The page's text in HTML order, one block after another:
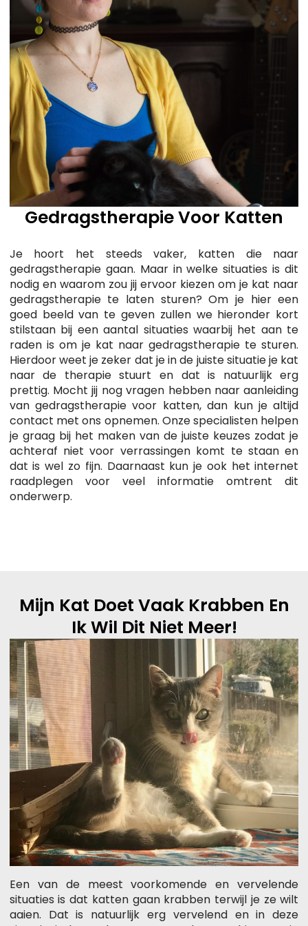
Gedragstherapie Voor Katten
Je hoort het steeds vaker, katten die naar
gedragstherapie gaan. Maar in welke situaties is dit
nodig en waarom zou jij ervoor kiezen om je kat naar
gedragstherapie te laten sturen? Om je hier een
goed beeld van te geven zullen we hieronder kort
stilstaan bij een aantal situaties waarbij het aan te
raden is om je kat naar gedragstherapie te sturen.
Hierdoor weet je zeker dat je in de juiste situatie je kat
naar de therapie stuurt en dat is natuurlijk erg
prettig. Mocht jij nog vragen hebben naar aanleiding
van gedragstherapie voor katten, dan kun je altijd
contact met ons opnemen. Onze specialisten helpen
je graag bij het maken van de juiste keuzes zodat je
achteraf niet voor verrassingen komt te staan en
dat is wel zo fijn. Daarnaast kun je ook het internet
raadplegen voor veel informatie omtrent dit
onderwerp.
Mijn Kat Doet Vaak Krabben En
Ik Wil Dit Niet Meer!
Een van de meest voorkomende en vervelende
situaties is dat katten gaan krabben terwijl je ze wilt
aaien. Dat is natuurlijk erg vervelend en in deze